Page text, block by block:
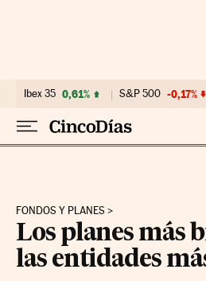
Ibex 35 0,61% S&P 500 -0,17%
FONDOS Y PLANES
Los planes más
las entidades